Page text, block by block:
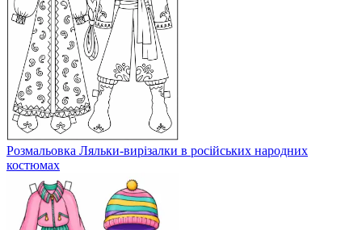
Розмальовка Ляльки-вирізалки в російських народних
костюмах